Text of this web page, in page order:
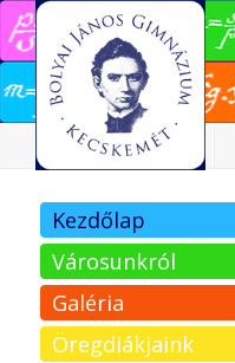
Dokumentumok
Felvételizőknek
Pályázatok
Tehetségpont
Közérdekű
adatok
Kezdőlap
Városunkról
Galéria
Öregdiákjaink